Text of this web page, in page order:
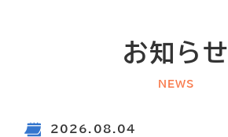
お知らせ
NEWS
2026.08.04